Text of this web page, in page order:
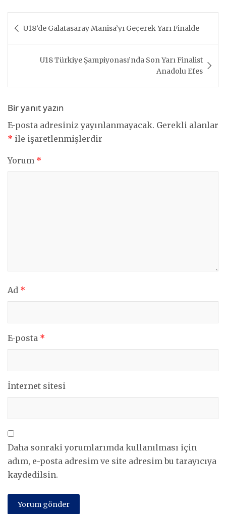
gezinmesi
U18’de Galatasaray Manisa’yı Geçerek Yarı Finalde
U18 Türkiye Şampiyonası’nda Son Yarı Finalist
Anadolu Efes
Bir yanıt yazın
E-posta adresiniz yayınlanmayacak. Gerekli alanlar
* ile işaretlenmişlerdir
Yorum *
Ad *
E-posta *
İnternet sitesi
Daha sonraki yorumlarımda kullanılması için
adım, e-posta adresim ve site adresim bu tarayıcıya
kaydedilsin.